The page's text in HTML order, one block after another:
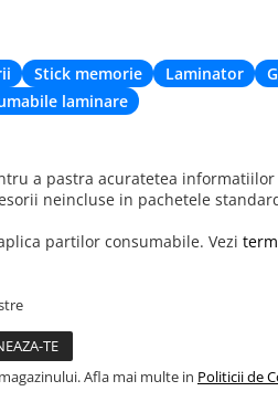
Stick memorie Laminator
laminare
a pastra acuratetea
neincluse in pachetele
partilor consumabile. Vezi
Afla mai multe in Politicii de